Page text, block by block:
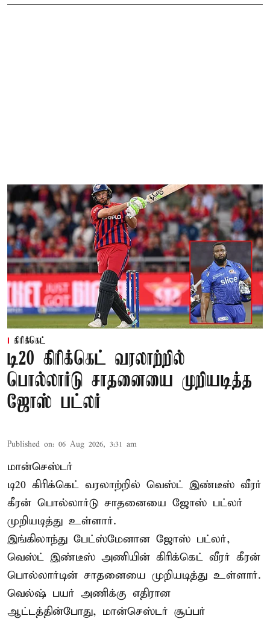
கிரிக்கெட்
டி20 கிரிக்கெட் வரலாற்றில்
பொல்லார்டு சாதனையை முறியடித்த
ஜோஸ் பட்லர்
Published on: 06 Aug 2026, 3:31 am
மான்செஸ்டர்
டி20 கிரிக்கெட் வரலாற்றில் வெஸ்ட் இண்டீஸ் வீரர்
கீரன் பொல்லார்டு சாதனையை ஜோஸ் பட்லர்
முறியடித்து உள்ளார்.
இங்கிலாந்து பேட்ஸ்மேனான ஜோஸ் பட்லர்,
வெஸ்ட் இண்டீஸ் அணியின் கிரிக்கெட் வீரர் கீரன்
பொல்லார்டின் சாதனையை முறியடித்து உள்ளார்.
வெல்ஷ் பயர் அணிக்கு எதிரான
ஆட்டத்தின்போது, மான்செஸ்டர் சூப்பர்